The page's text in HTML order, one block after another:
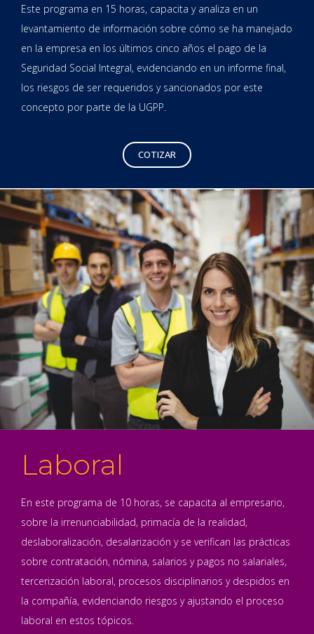
Este programa en 15 horas, capacita y analiza en un
levantamiento de información sobre cómo se ha manejado
en la empresa en los últimos cinco años el pago de la
Seguridad Social Integral, evidenciando en un informe final,
los riesgos de ser requeridos y sancionados por este
concepto por parte de la UGPP.
COTIZAR
Laboral
En este programa de 10 horas, se capacita al empresario,
sobre la irrenunciabilidad, primacía de la realidad,
deslaboralización, desalarización y se verifican las prácticas
sobre contratación, nómina, salarios y pagos no salariales,
tercerización laboral, procesos disciplinarios y despidos en
la compañía, evidenciando riesgos y ajustando el proceso
laboral en estos tópicos.